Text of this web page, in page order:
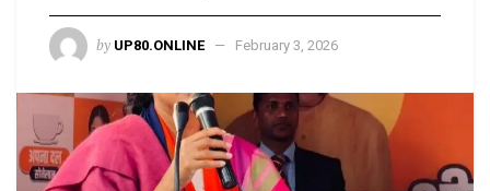
by UP80.ONLINE February 3, 2026